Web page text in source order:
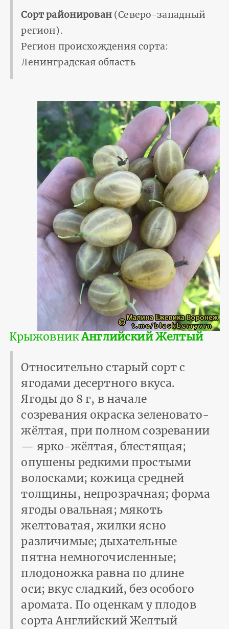
Сорт районирован(Северо-западный
регион).
Регион происхождения сорта:
Ленинградская область
КрыжовникАнглийский Желтый
Относительно старый сорт с
ягодами десертного вкуса.
Ягоды до 8 г, в начале
созревания окраска зеленовато-
жёлтая, при полном созревании
— ярко-жёлтая, блестящая;
опушены редкими простыми
волосками; кожица средней
толщины, непрозрачная; форма
ягоды овальная; мякоть
желтоватая, жилки ясно
различимые; дыхательные
пятна немногочисленные;
плодоножка равна по длине
оси; вкус сладкий, без особого
аромата. По оценкам у плодов
сорта Английский Желтый